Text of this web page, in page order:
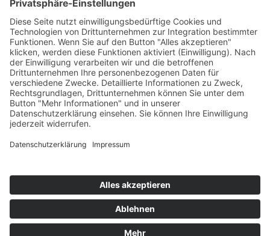
Kontakt Newsletter
Copyright© 2022-2026 Bewusst Brüggen -